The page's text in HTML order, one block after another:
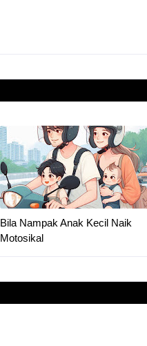
Bila Nampak Anak Kecil Naik
Motosikal